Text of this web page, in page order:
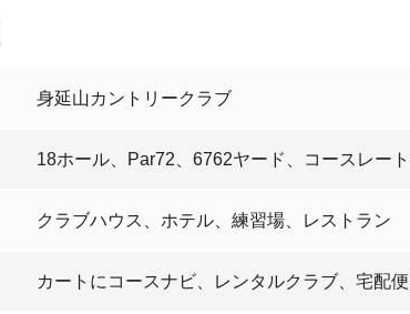
身延山カントリークラブ
18ホール、Par72、6762ヤード、コースレー
クラブハウス、ホテル、練習場、レストラン
カートにコースナビ、レンタルクラブ、宅配便